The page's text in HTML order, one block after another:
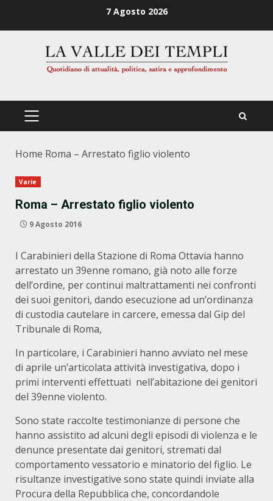
7 Agosto 2026
PRIMÄRES
Home Roma – Arrestato figlio violento
Varie
Roma – Arrestato figlio violento
9 Agosto 2016
I Carabinieri della Stazione di Roma Ottavia hanno
arrestato un 39enne romano, già noto alle forze
dell’ordine, per continui maltrattamenti nei confronti
dei suoi genitori, dando esecuzione ad un’ordinanza
di custodia cautelare in carcere, emessa dal Gip del
Tribunale di Roma,
In particolare, i Carabinieri hanno avviato nel mese
di aprile un’articolata attività investigativa, dopo i
primi interventi effettuati nell’abitazione dei genitori
del 39enne violento.
Sono state raccolte testimonianze di persone che
hanno assistito ad alcuni degli episodi di violenza e le
denunce presentate dai genitori, stremati dal
comportamento vessatorio e minatorio del figlio. Le
risultanze investigative sono state quindi inviate alla
Procura della Repubblica che, concordandole